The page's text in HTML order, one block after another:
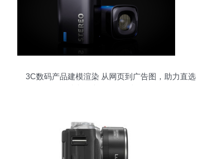
3C数码产品建模渲染 从网页到广告图，助力直选